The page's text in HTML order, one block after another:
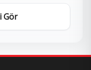
Gör